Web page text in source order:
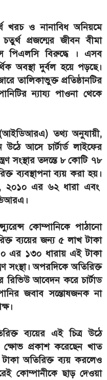
খরচ ও নানাবিধ অনিয়মে
প্রজন্মের জীবন বীমা
পিএলসি বিরুদ্ধে । এসব
অবস্থা দুর্বল হয়ে পড়ছে।
তালিকাভুক্ত প্রতিষ্ঠানটির
ন্যায্য পাওনা থেকে
(আইডিআরএ) তথ্য অনুযায়ী,
উঠে আসে চার্টার্ড লাইফের
সংস্থার তদন্তে ৮ কোটি ৭৮
ব্যবস্থাপনা ব্যয় করা হয়।
২০১০ এর ৬২ ধারা এবং
কোম্পানিকে পাঠানো
ব্যয়ের জন্য ৫ লাখ টাকা
এর ১৩০ ধারায় এই টাকা
সংস্থা। অপরদিকে অতিরিক্ত
রিভিউ আবেদন করে চার্টাড
জবাব সন্তোষজনক না
ব্যয়ের এই চিত্র উঠে
প্রকাশ করেছেন খাত
টাকা অতিরিক্ত ব্যয় করলেও
কোম্পানীকে ছাড় দেওয়া